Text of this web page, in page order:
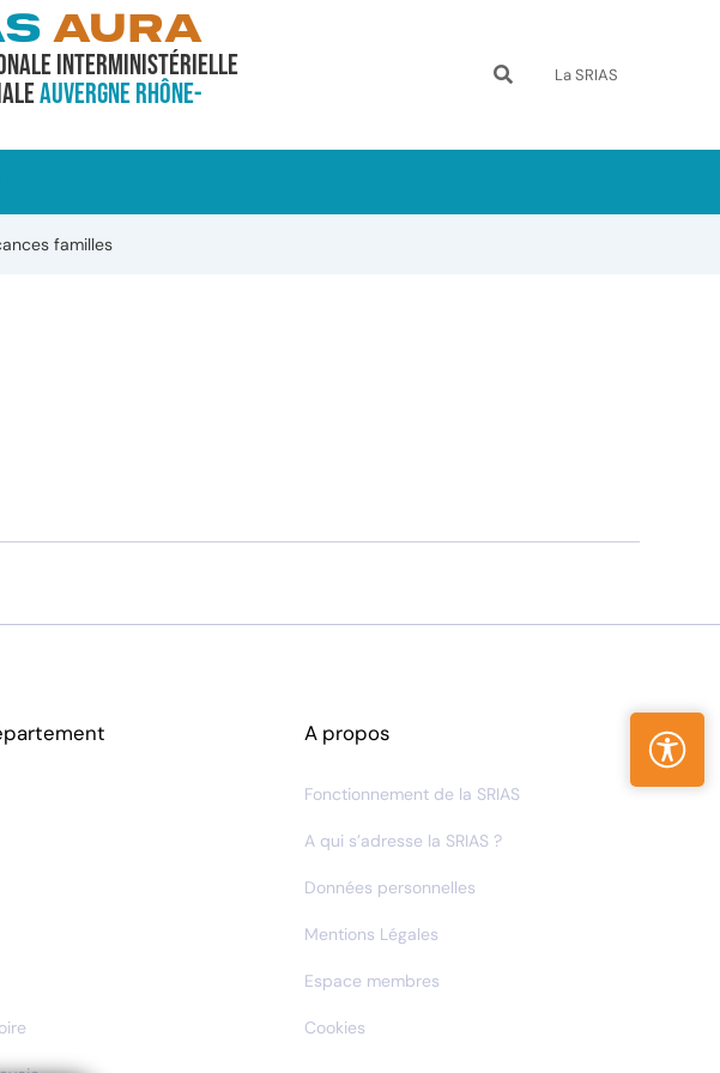
AURA
Interministérielle
Auvergne Rhône-
La SRIAS
familles
A propos
Fonctionnement de la SRIAS
A qui s’adresse la SRIAS ?
Données personnelles
Mentions Légales
Espace membres
Cookies